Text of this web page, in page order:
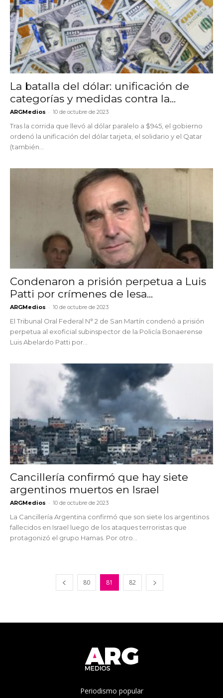
La batalla del dólar: unificación de
categorías y medidas contra la...
ARGMedios - 10 de octubre de 2023
Tras la corrida que llevó al dólar paralelo a $945, el gobierno
ordenó la unificación del dólar tarjeta, el solidario y el Qatar
(también...
Condenaron a prisión perpetua a Luis
Patti por crímenes de lesa...
ARGMedios - 10 de octubre de 2023
El Tribunal Oral Federal N° 2 de San Martín condenó a prisión
perpetua al exoficial subinspector de la Policía Bonaerense
Luis Abelardo Patti por...
Cancillería confirmó que hay siete
argentinos muertos en Israel
ARGMedios - 10 de octubre de 2023
La Cancillería Argentina confirmó que son siete los argentinos
fallecidos en Israel luego de los ataques terroristas que
protagonizó el grupo Hamas. Por otro...
80 81 82
Periodismo popular